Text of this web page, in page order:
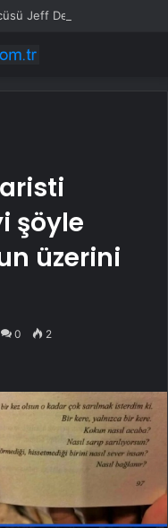
şöyle
üzerini
0 2